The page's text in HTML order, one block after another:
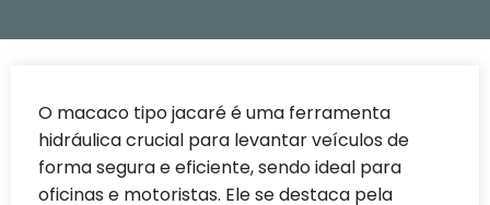
O macaco tipo jacaré é uma ferramenta
hidráulica crucial para levantar veículos de
forma segura e eficiente, sendo ideal para
oficinas e motoristas. Ele se destaca pela